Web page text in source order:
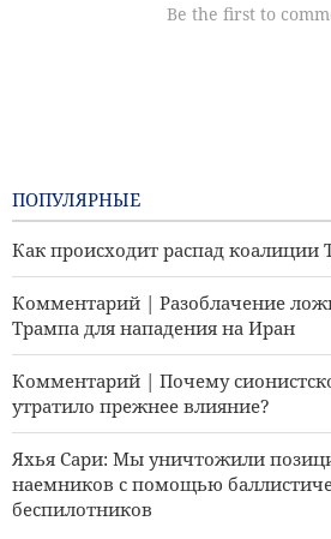
ПОПУЛЯРНЫЕ
Как происходит распад коалиции
Комментарий | Разоблачение
Трампа для нападения на Иран
Комментарий | Почему
утратило прежнее влияние?
Яхья Сари: Мы уничтожили
наемников с помощью
беспилотников